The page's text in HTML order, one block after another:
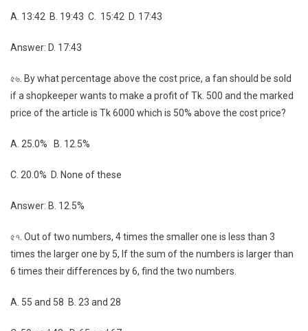
A. 13:42 B. 19:43 C. 15:42 D. 17:43
Answer: D. 17:43
৫৬. By what percentage above the cost price, a fan should be sold
if a shopkeeper wants to make a profit of Tk. 500 and the marked
price of the article is Tk 6000 which is 50% above the cost price?
A. 25.0% B. 12.5%
C. 20.0% D. None of these
Answer: B. 12.5%
৫৭. Out of two numbers, 4 times the smaller one is less than 3
times the larger one by 5, If the sum of the numbers is larger than
6 times their differences by 6, find the two numbers.
A. 55 and 58 B. 23 and 28